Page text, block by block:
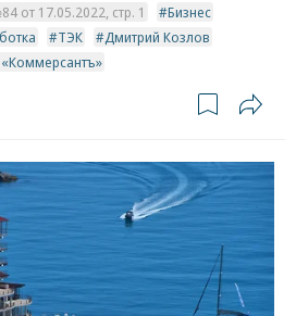
от 17.05.2022, стр. 1
Бизнес
ТЭК
Дмитрий Козлов